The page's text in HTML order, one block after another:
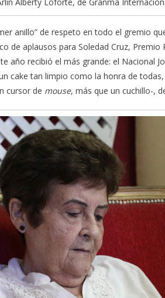
anillo” de respeto en todo el gremio
de aplausos para Soledad Cruz, Premio
año recibió el más grande: el Nacional
cake tan limpio como la honra de
cursor de mouse, más que un cuchillo-,